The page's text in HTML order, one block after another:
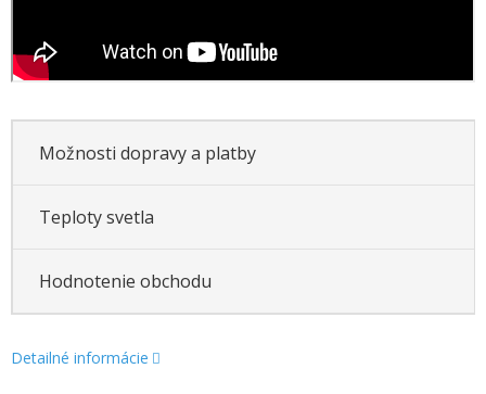
Možnosti dopravy a platby
Teploty svetla
Hodnotenie obchodu
Detailné informácie